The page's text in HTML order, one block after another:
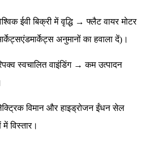
ईवी बिक्री में वृद्धि → फ्लैट वायर मोटर
अनुमानों का हवाला दें)।
स्वचालित वाइंडिंग → कम उत्पादन
विमान और हाइड्रोजन ईंधन सेल
विस्तार।